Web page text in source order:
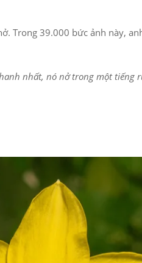
Trong 39.000 bức ảnh này,
nhất, nó nở trong một tiếng